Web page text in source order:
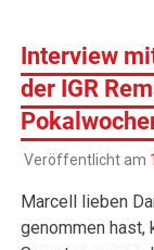
Interview
der IGR
Veröffentlicht am
Marcell lieben
genommen hast,